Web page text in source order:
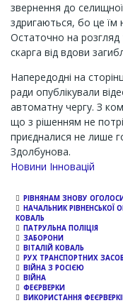
звернення до
здригаються, бо це їм
Остаточно на розгляд
скарга від вдови
Напередодні на
ради опублікували
автоматну чергу. З
що з рішенням не
приєдналися не лише
Здолбунова.
Channel
Новини Інновацій
РІВНЯНАМ ЗНОВУ
НАЧАЛЬНИК РІВНЕНСЬКОЇ
КОВАЛЬ
ПАТРУЛЬНА ПОЛІЦІЯ
ЗАБОРОНИ
ВІТАЛІЙ КОВАЛЬ
РУХ ТРАНСПОРТНИХ
ВІЙНА З РОСІЄЮ
ВІЙНА
ФЕЄРВЕРКИ
ВИКОРИСТАННЯ